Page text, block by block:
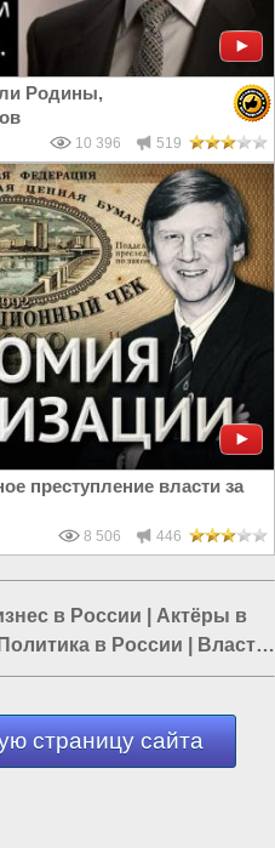
Родины,
10 396 519
преступление власти за
8 506 446
в России
Актёры в
Политика в России
Власть
страницу сайта